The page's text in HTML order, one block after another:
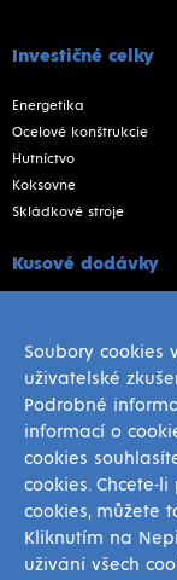
Investičné celky
Energetika
Ocelové konštrukcie
Hutníctvo
Koksovne
Skládkové stroje
Kusové dodávky
Soubory cookies
uživatelské
Podrobné
informací o
cookies
cookies. Chcete-
cookies, můžete
Kliknutím na
uživání všech